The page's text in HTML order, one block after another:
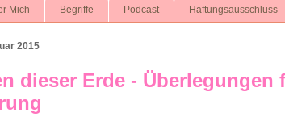
Mich Begriffe Podcast Haftungsausschluss
2015
dieser Erde - Überlegungen